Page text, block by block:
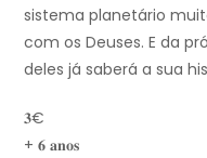
sistema planetário
com os Deuses. E da
deles já saberá a sua
𝟑€
+ 𝟔 𝐚𝐧𝐨𝐬